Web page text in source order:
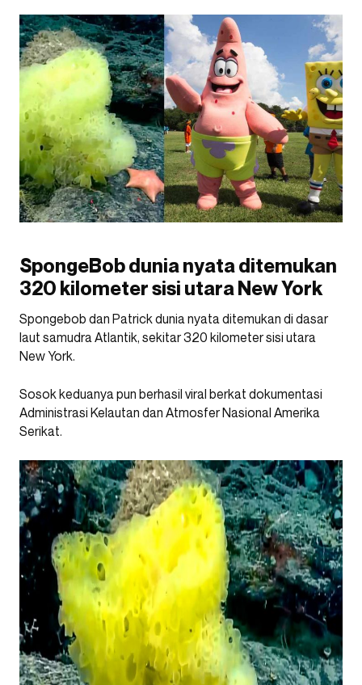
SpongeBob dunia nyata ditemukan
320 kilometer sisi utara New York
Spongebob dan Patrick dunia nyata ditemukan di dasar
laut samudra Atlantik, sekitar 320 kilometer sisi utara
New York.
Sosok keduanya pun berhasil viral berkat dokumentasi
Administrasi Kelautan dan Atmosfer Nasional Amerika
Serikat.